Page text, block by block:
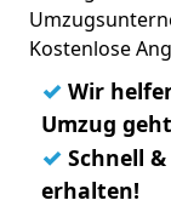
Kostenlose
✓ Wir
Umzug
✓ Schnell
erhalten!